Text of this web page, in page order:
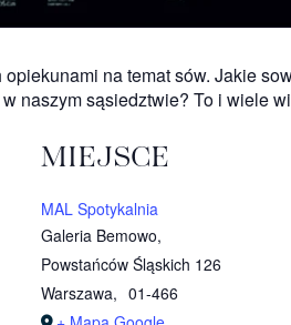
na temat sów. Jakie
naszym sąsiedztwie? To i wiele
MIEJSCE
MAL Spotykalnia
Galeria Bemowo,
Powstańców Śląskich 126
Warszawa, 01-466